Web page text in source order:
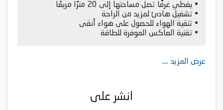
• يغطي غرفًا تصل مساحتها إلى 20 مترًا مربعًا
• تشغيل هادئ لمزيد من الراحة
• تنقية الهواء للحصول على هواء أنقى
• تقنية العاكس الموفرة للطاقة
عرض المزيد ....
انشر على